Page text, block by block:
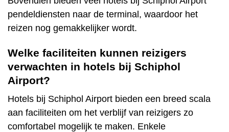
pendeldiensten naar de terminal, waardoor het
reizen nog gemakkelijker wordt.
Welke faciliteiten kunnen reizigers
verwachten in hotels bij Schiphol
Airport?
Hotels bij Schiphol Airport bieden een breed scala
aan faciliteiten om het verblijf van reizigers zo
comfortabel mogelijk te maken. Enkele